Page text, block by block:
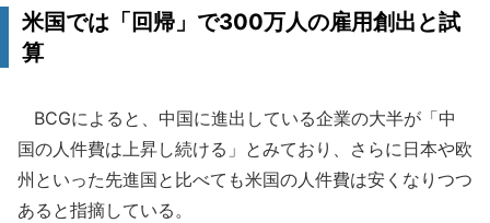
米国では「回帰」で300万人の雇用創出と試
算
BCGによると、中国に進出している企業の大半が「中
国の人件費は上昇し続ける」とみており、さらに日本や欧
州といった先進国と比べても米国の人件費は安くなりつつ
あると指摘している。